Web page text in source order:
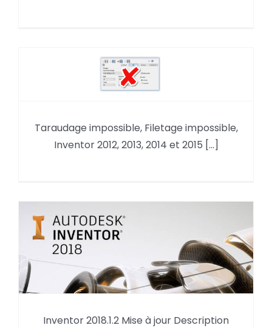
2012, 2013, 2014 et 2015 ne se
chargent plus.
Taraudage impossible, Filetage impossible,
Inventor 2012, 2013, 2014 et 2015 [...]
Inventor 2018.1.2 Mise à jour Description